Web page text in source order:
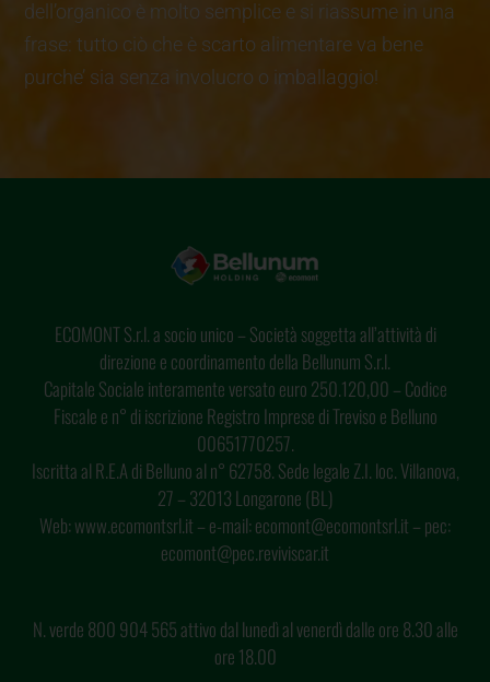
dell’organico è molto semplice e si riassume in una
frase: tutto ciò che è scarto alimentare va bene
purche’ sia senza involucro o imballaggio!
ECOMONT S.r.l. a socio unico – Società soggetta all’attività di
direzione e coordinamento della Bellunum S.r.l.
Capitale Sociale interamente versato euro 250.120,00 – Codice
Fiscale e n° di iscrizione Registro Imprese di Treviso e Belluno
00651770257.
Iscritta al R.E.A di Belluno al n° 62758. Sede legale Z.I. loc. Villanova,
27 – 32013 Longarone (BL)
Web: www.ecomontsrl.it – e-mail: ecomont@ecomontsrl.it – pec:
ecomont@pec.reviviscar.it
N. verde 800 904 565 attivo dal lunedì al venerdì dalle ore 8.30 alle
ore 18.00